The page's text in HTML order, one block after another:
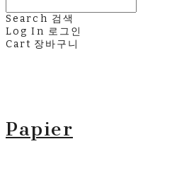
Search 검색
Log In 로그인
Cart 장바구니
Papier